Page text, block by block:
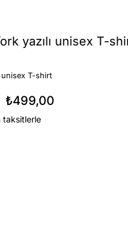
yazılı unisex T-
unisex T-shirt
₺499,00
taksitlerle